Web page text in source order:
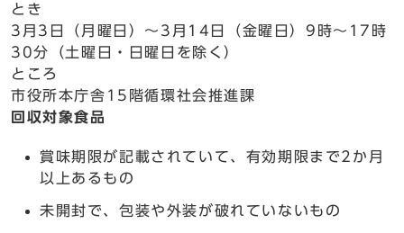
とき
3月3日（月曜日）～3月14日（金曜日）9時～17時
30分（土曜日・日曜日を除く）
ところ
市役所本庁舎15階循環社会推進課
回収対象食品
賞味期限が記載されていて、有効期限まで2か月
以上あるもの
未開封で、包装や外装が破れていないもの